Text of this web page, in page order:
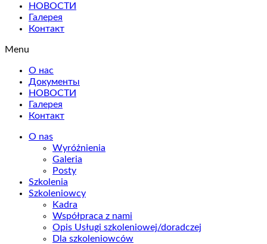
НОВОСТИ
Галерея
Контакт
Menu
О нас
Документы
НОВОСТИ
Галерея
Контакт
O nas
Wyróżnienia
Galeria
Posty
Szkolenia
Szkoleniowcy
Kadra
Współpraca z nami
Opis Usługi szkoleniowej/doradczej
Dla szkoleniowców